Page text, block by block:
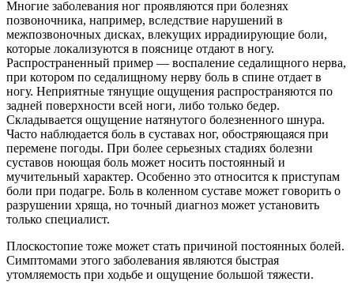
Многие заболевания ног проявляются при болезнях
позвоночника, например, вследствие нарушений в
межпозвоночных дисках, влекущих иррадиирующие боли,
которые локализуются в пояснице отдают в ногу.
Распространенный пример — воспаление седалищного нерва,
при котором по седалищному нерву боль в спине отдает в
ногу. Неприятные тянущие ощущения распространяются по
задней поверхности всей ноги, либо только бедер.
Складывается ощущение натянутого болезненного шнура.
Часто наблюдается боль в суставах ног, обостряющаяся при
перемене погоды. При более серьезных стадиях болезни
суставов ноющая боль может носить постоянный и
мучительный характер. Особенно это относится к приступам
боли при подагре. Боль в коленном суставе может говорить о
разрушении хряща, но точный диагноз может установить
только специалист.
Плоскостопие тоже может стать причиной постоянных болей.
Симптомами этого заболевания являются быстрая
утомляемость при ходьбе и ощущение большой тяжести.